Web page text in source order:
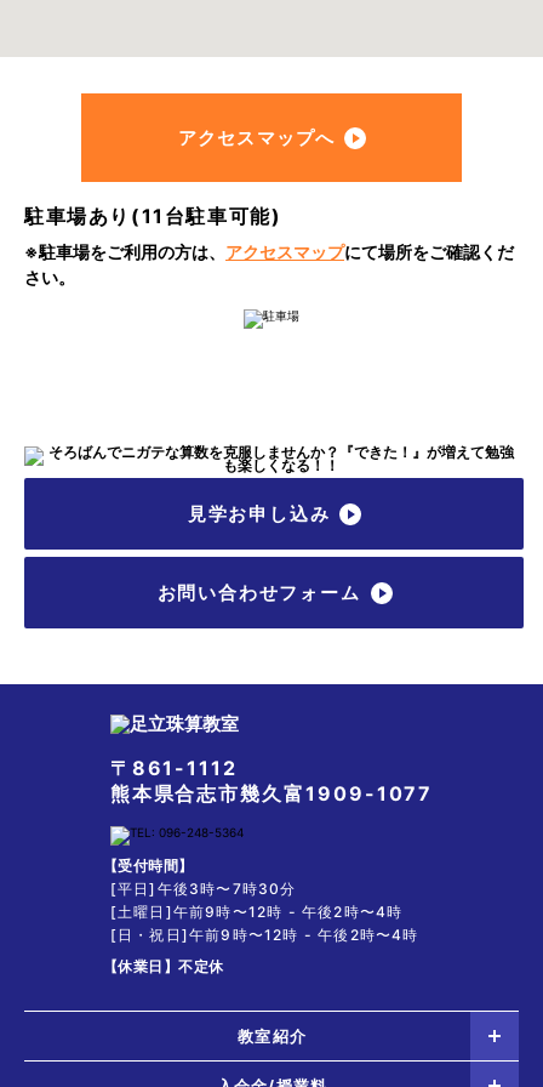
アクセスマップへ
駐車場あり(11台駐車可能)
※駐車場をご利用の方は、 アクセスマップにて場所をご確認くだ
さい。
見学お申し込み
お問い合わせフォーム
〒861-1112
熊本県合志市幾久富1909-1077
【受付時間】
[平日]午後3時〜7時30分
[土曜日]午前9時〜12時 - 午後2時〜4時
[日・祝日]午前9時〜12時 - 午後2時〜4時
【休業日】不定休
教室紹介